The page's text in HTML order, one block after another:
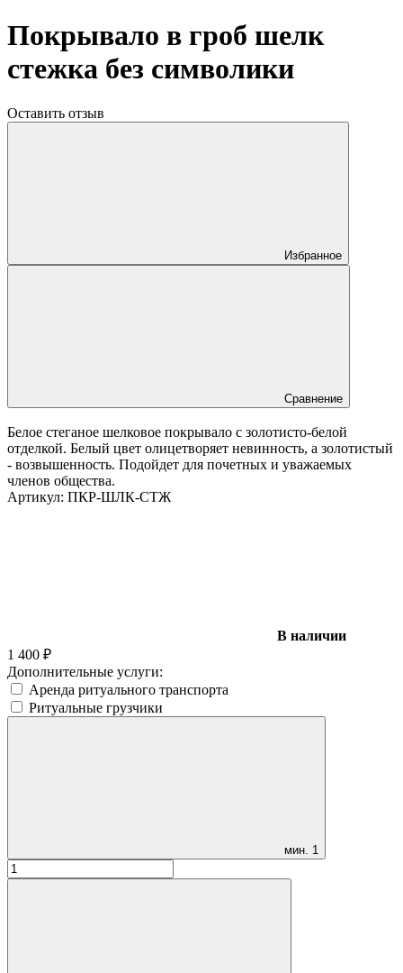
Покрывало в гроб шелк
стежка без символики
Оставить отзыв
Избранное
Сравнение
Белое стеганое шелковое покрывало с золотисто-белой
отделкой. Белый цвет олицетворяет невинность, а золотистый
- возвышенность. Подойдет для почетных и уважаемых
членов общества.
Артикул: ПКР-ШЛК-СТЖ
В наличии
1 400 ₽
Дополнительные услуги:
Аренда ритуального транспорта
Ритуальные грузчики
мин. 1